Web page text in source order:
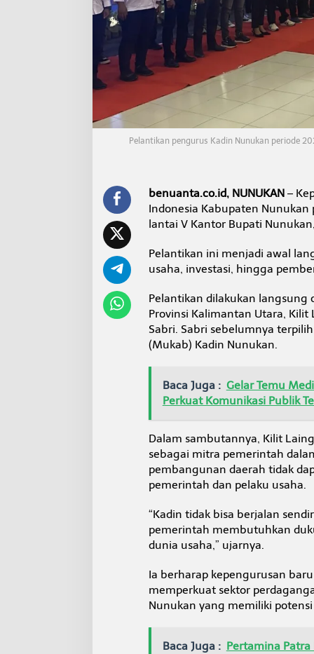
y
k
n
p
P
u
a
I
v
e
t
s
i
d
U
M
K
M
e
r
b
a
s
a
n
Pelantikan pengurus Kadin Nunukan periode
benuanta.co.id, NUNUKAN–
Indonesia Kabupaten
lantai V Kantor Bupati
Pelantikan ini menjadi awal
usaha, investasi, hingga
Pelantikan dilakukan langsung
Provinsi Kalimantan Utara,
Sabri. Sabri sebelumnya
(Mukab) Kadin Nunukan.
Baca Juga : Gelar Temu
Perkuat Komunikasi Publik
Dalam sambutannya, Kilit
sebagai mitra pemerintah
pembangunan daerah tidak
pemerintah dan pelaku usaha.
“Kadin tidak bisa berjalan
pemerintah membutuhkan
dunia usaha,” ujarnya.
Ia berharap kepengurusan
memperkuat sektor
Nunukan yang memiliki
Baca Juga : Pertamina Patra